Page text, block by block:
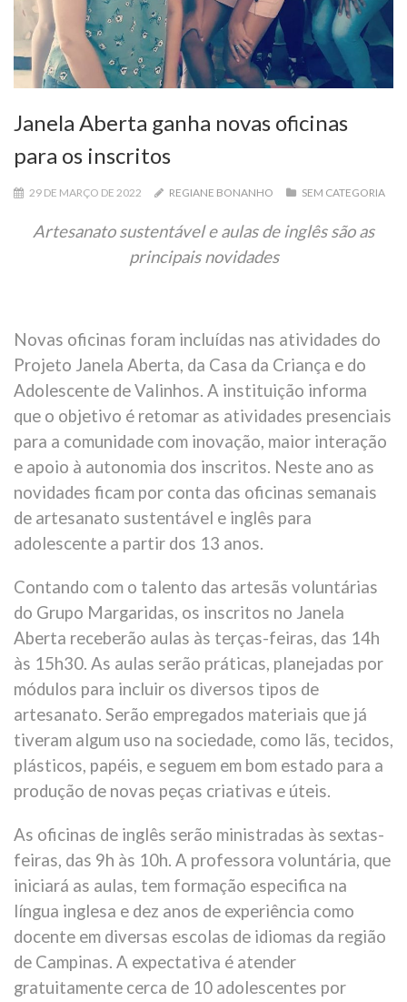
Janela Aberta ganha novas oficinas
para os inscritos
29 DE MARÇO DE 2022 REGIANE BONANHO SEM CATEGORIA
Artesanato sustentável e aulas de inglês são as
principais novidades
Novas oficinas foram incluídas nas atividades do
Projeto Janela Aberta, da Casa da Criança e do
Adolescente de Valinhos. A instituição informa
que o objetivo é retomar as atividades presenciais
para a comunidade com inovação, maior interação
e apoio à autonomia dos inscritos. Neste ano as
novidades ficam por conta das oficinas semanais
de artesanato sustentável e inglês para
adolescente a partir dos 13 anos.
Contando com o talento das artesãs voluntárias
do Grupo Margaridas, os inscritos no Janela
Aberta receberão aulas às terças-feiras, das 14h
às 15h30. As aulas serão práticas, planejadas por
módulos para incluir os diversos tipos de
artesanato. Serão empregados materiais que já
tiveram algum uso na sociedade, como lãs, tecidos,
plásticos, papéis, e seguem em bom estado para a
produção de novas peças criativas e úteis.
As oficinas de inglês serão ministradas às sextas-
feiras, das 9h às 10h. A professora voluntária, que
iniciará as aulas, tem formação especifica na
língua inglesa e dez anos de experiência como
docente em diversas escolas de idiomas da região
de Campinas. A expectativa é atender
gratuitamente cerca de 10 adolescentes por